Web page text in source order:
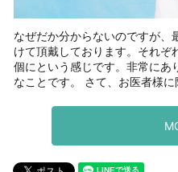
なぜだか分からないのですが、
けて頂戴しております。それぞ
個にという感じです。非常にあ
なことです。 さて、お医者様